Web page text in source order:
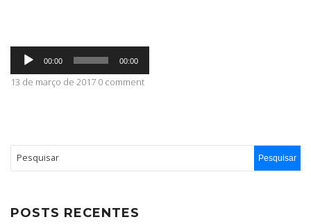
CONTATO
Tocador
áudio
00:00 00:00
13 de março de 2017 0 comment
POSTS RECENTES